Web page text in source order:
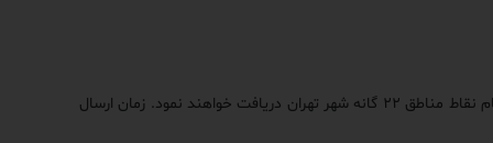
دیگر مشتریان تهرانی که خریدهای زیر ۱۰ میلیون تومان انجام داده‌اند با اضافه شدن مبلغ ۵۰۰.۰۰۰ ریال به جمع نهایی، کالاهای مورد نظر خود را در تمام نقاط مناطق ۲۲ گانه شهر تهران دریافت خواهند نمود. زمان ارسال